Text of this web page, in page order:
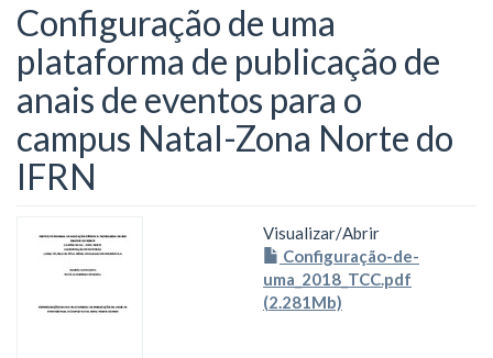
Configuração de uma
plataforma de publicação de
anais de eventos para o
campus Natal-Zona Norte do
IFRN
Visualizar/Abrir
Configuração-de-
uma_2018_TCC.pdf
(2.281Mb)